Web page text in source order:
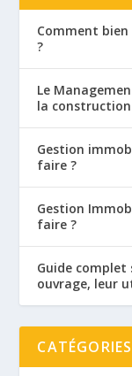
Comment
?
Le
la
Gestion
faire ?
Gestion
faire ?
Guide
ouvrage, leur
CATÉGORIES